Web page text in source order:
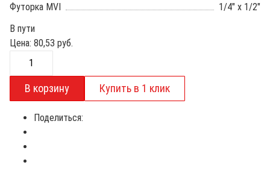
Футорка MVI
1/4" x 1/2"
В пути
Цена: 80,53 руб.
Поделиться: